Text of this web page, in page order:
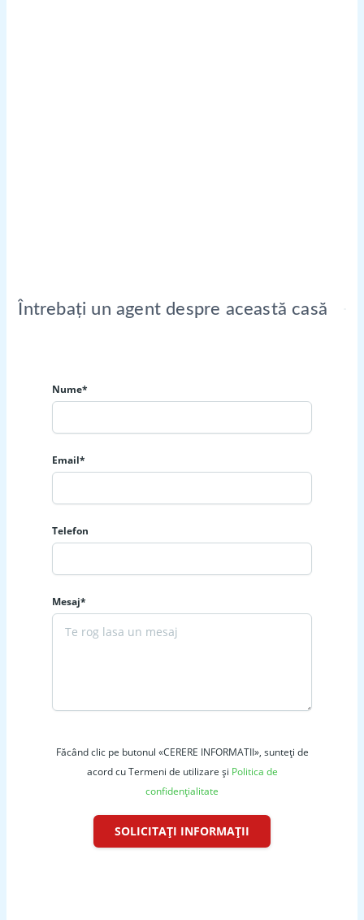
Întrebați un agent despre această casă
Nume*
Email*
Telefon
Mesaj*
Făcând clic pe butonul «CERERE INFORMATII», sunteți de
acord cu Termeni de utilizare și Politica de
confidențialitate
SOLICITAȚI INFORMAȚII